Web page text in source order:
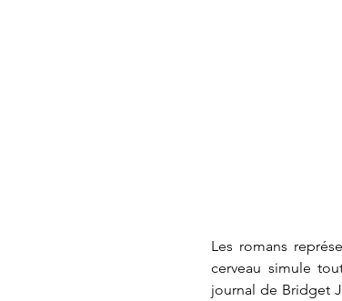
Les romans
cerveau simule
journal de Bridget